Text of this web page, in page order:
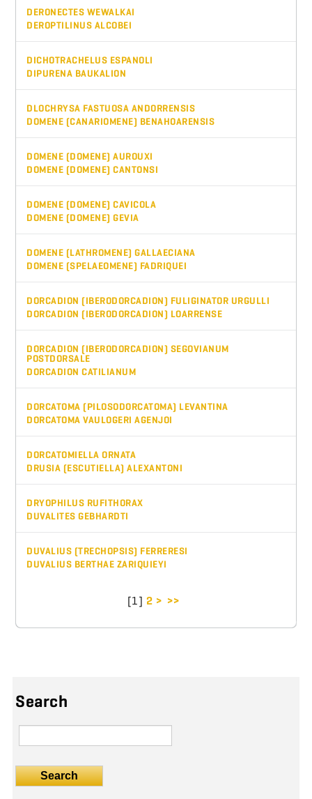
DERONECTES WEWALKAI
DEROPTILINUS ALCOBEI
DICHOTRACHELUS ESPANOLI
DIPURENA BAUKALION
DLOCHRYSA FASTUOSA ANDORRENSIS
DOMENE (CANARIOMENE) BENAHOARENSIS
DOMENE (DOMENE) AUROUXI
DOMENE (DOMENE) CANTONSI
DOMENE (DOMENE) CAVICOLA
DOMENE (DOMENE) GEVIA
DOMENE (LATHROMENE) GALLAECIANA
DOMENE (SPELAEOMENE) FADRIQUEI
DORCADION (IBERODORCADION) FULIGINATOR URGULLI
DORCADION (IBERODORCADION) LOARRENSE
DORCADION (IBERODORCADION) SEGOVIANUM
POSTDORSALE
DORCADION CATILIANUM
DORCATOMA (PILOSODORCATOMA) LEVANTINA
DORCATOMA VAULOGERI AGENJOI
DORCATOMIELLA ORNATA
DRUSIA (ESCUTIELLA) ALEXANTONI
DRYOPHILUS RUFITHORAX
DUVALITES GEBHARDTI
DUVALIUS (TRECHOPSIS) FERRERESI
DUVALIUS BERTHAE ZARIQUIEYI
[1 ] 2 > >>
Search
Search